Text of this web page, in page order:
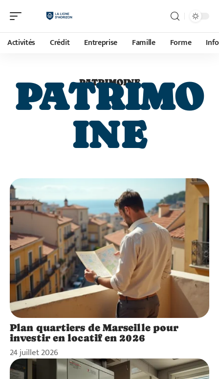
Activités Crédit Entreprise Famille Forme
PATRIMOINE
PATRIMO
INE
Plan quartiers de Marseille pour
investir en locatif en 2026
24 juillet 2026